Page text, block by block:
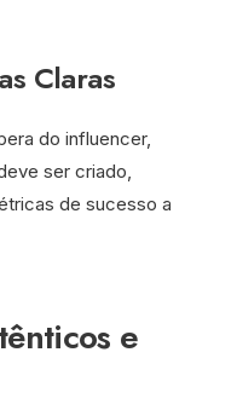
Claras
do influencer,
ser criado,
de sucesso a
e